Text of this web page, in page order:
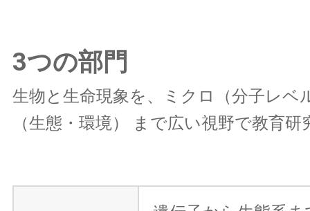
3つの部門
生物と生命現象を、ミクロ（分子レベ
（生態・環境） まで広い視野で教育